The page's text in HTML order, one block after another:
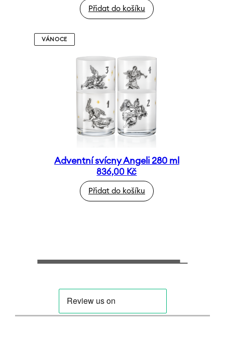
Přidat do košíku
VÁNOCE
Adventní svícny Angeli 280 ml
836,00 Kč
Přidat do košíku